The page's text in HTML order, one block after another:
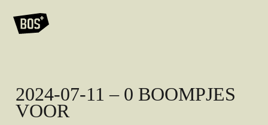
2024-07-11 – 0 BOOMPJES
VOOR